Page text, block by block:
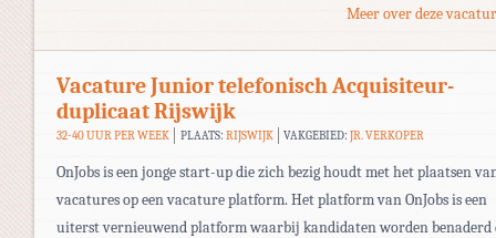
Meer over deze
Vacature Junior telefonisch Acquisiteur-
duplicaat Rijswijk
32-40 UUR PER WEEK PLAATS: RIJSWIJK VAKGEBIED:JR. VERKOPER
OnJobs is een jonge start-up die zich bezig houdt met het plaatsen
vacatures op een vacature platform. Het platform van OnJobs is een
uiterst vernieuwend platform waarbij kandidaten worden benaderd